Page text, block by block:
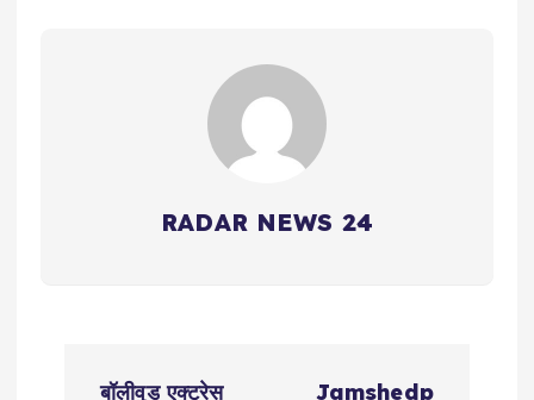
RADAR NEWS 24
बॉलीवुड एक्ट्रेस
Jamshedp